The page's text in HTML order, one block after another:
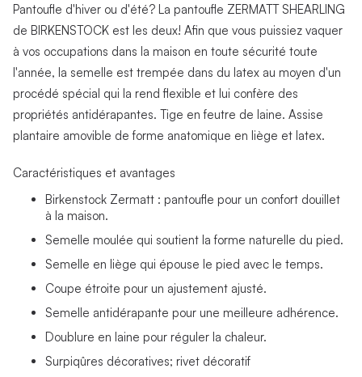
Pantoufle d'hiver ou d'été? La pantoufle ZERMATT SHEARLING
de BIRKENSTOCK est les deux! Afin que vous puissiez vaquer
à vos occupations dans la maison en toute sécurité toute
l'année, la semelle est trempée dans du latex au moyen d'un
procédé spécial qui la rend flexible et lui confère des
propriétés antidérapantes. Tige en feutre de laine. Assise
plantaire amovible de forme anatomique en liège et latex.
Caractéristiques et avantages
Birkenstock Zermatt : pantoufle pour un confort douillet
à la maison.
Semelle moulée qui soutient la forme naturelle du pied.
Semelle en liège qui épouse le pied avec le temps.
Coupe étroite pour un ajustement ajusté.
Semelle antidérapante pour une meilleure adhérence.
Doublure en laine pour réguler la chaleur.
Surpiqûres décoratives; rivet décoratif